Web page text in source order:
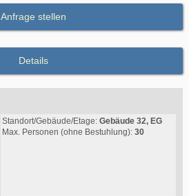
Anfrage stellen
Details
Standort/Gebäude/Etage: Gebäude 32, EG
Max. Personen (ohne Bestuhlung): 30